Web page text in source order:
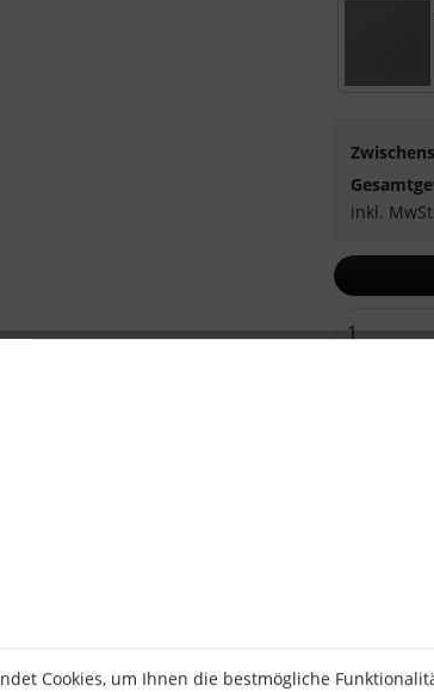
inkl.
aus transparenter PVC-
Cookies, um Ihnen die bestmögliche